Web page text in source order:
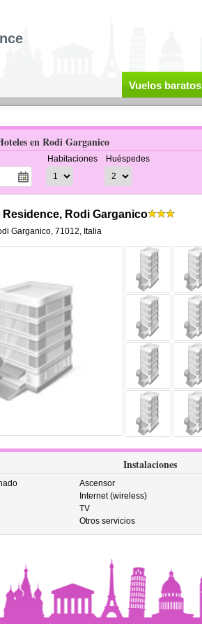
Vuelos baratos
en Rodi Garganico
Habitaciones Huéspedes
Residence, Rodi Garganico
Garganico, 71012, Italia
Instalaciones
Ascensor
Internet (wireless)
TV
Otros servicios